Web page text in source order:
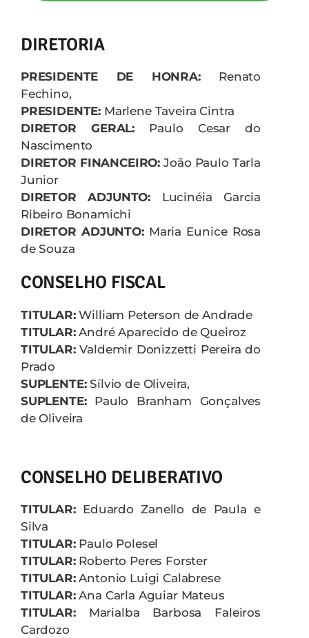
DIRETORIA
PRESIDENTE DE HONRA:Renato
Fechino,
PRESIDENTE: Marlene Taveira Cintra
DIRETOR GERAL: Paulo Cesar do
Nascimento
DIRETOR FINANCEIRO: João Paulo Tarla
Junior
DIRETOR ADJUNTO: Lucinéia Garcia
Ribeiro Bonamichi
DIRETOR ADJUNTO:Maria Eunice Rosa
de Souza
CONSELHO FISCAL
TITULAR:William Peterson de Andrade
TITULAR:André Aparecido de Queiroz
TITULAR:Valdemir Donizzetti Pereira do
Prado
SUPLENTE:Sílvio de Oliveira,
SUPLENTE:Paulo Branham Gonçalves
de Oliveira
CONSELHO DELIBERATIVO
TITULAR:Eduardo Zanello de Paula e
Silva
TITULAR:Paulo Polesel
TITULAR:Roberto Peres Forster
TITULAR:Antonio Luigi Calabrese
TITULAR:Ana Carla Aguiar Mateus
TITULAR:Marialba Barbosa Faleiros
Cardozo